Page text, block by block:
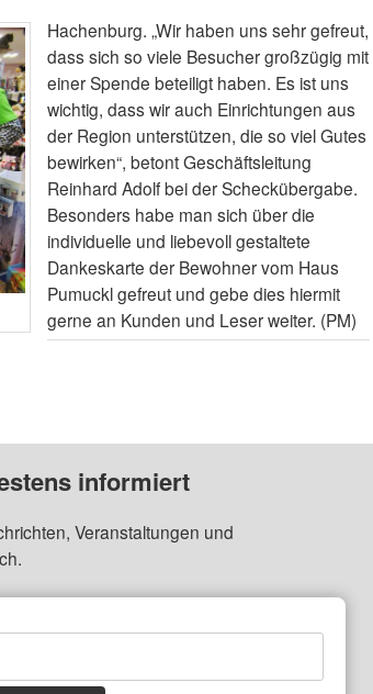
Hachenburg. „Wir haben uns sehr gefreut,
dass sich so viele Besucher großzügig mit
einer Spende beteiligt haben. Es ist uns
wichtig, dass wir auch Einrichtungen aus
der Region unterstützen, die so viel Gutes
bewirken“, betont Geschäftsleitung
Reinhard Adolf bei der Scheckübergabe.
Besonders habe man sich über die
individuelle und liebevoll gestaltete
Dankeskarte der Bewohner vom Haus
Pumuckl gefreut und gebe dies hiermit
gerne an Kunden und Leser weiter. (PM)
informiert
Veranstaltungen und